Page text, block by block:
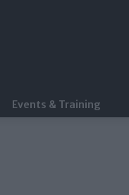
Events & Training